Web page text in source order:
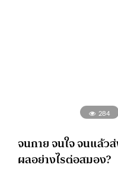
284
จนกาย จนใจ จนแล้ว
ผลอย่างไรต่อสมอง?